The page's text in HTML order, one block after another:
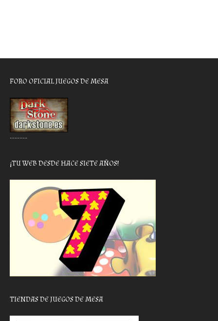
FORO OFICIAL JUEGOS DE MESA
………..
¡TU WEB DESDE HACE SIETE AÑOS!
TIENDAS DE JUEGOS DE MESA